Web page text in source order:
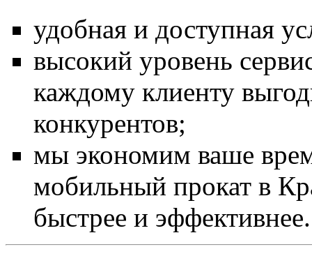
удобная и доступная
высокий уровень
каждому клиенту
конкурентов;
мы экономим ваше
мобильный прокат в
быстрее и эффективнее.